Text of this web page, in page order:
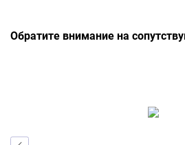
Обратите внимание на